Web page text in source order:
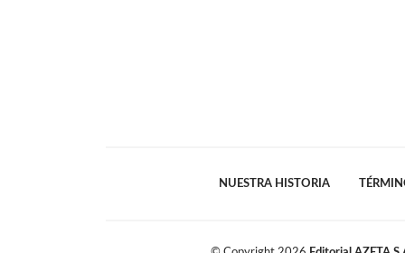
NUESTRA HISTORIA